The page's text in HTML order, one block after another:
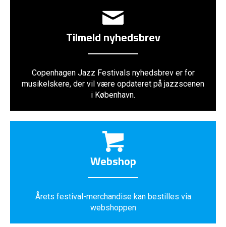
Tilmeld nyhedsbrev
Copenhagen Jazz Festivals nyhedsbrev er for
musikelskere, der vil være opdateret på jazzscenen
i København.
Webshop
Årets festival-merchandise kan bestilles via
webshoppen